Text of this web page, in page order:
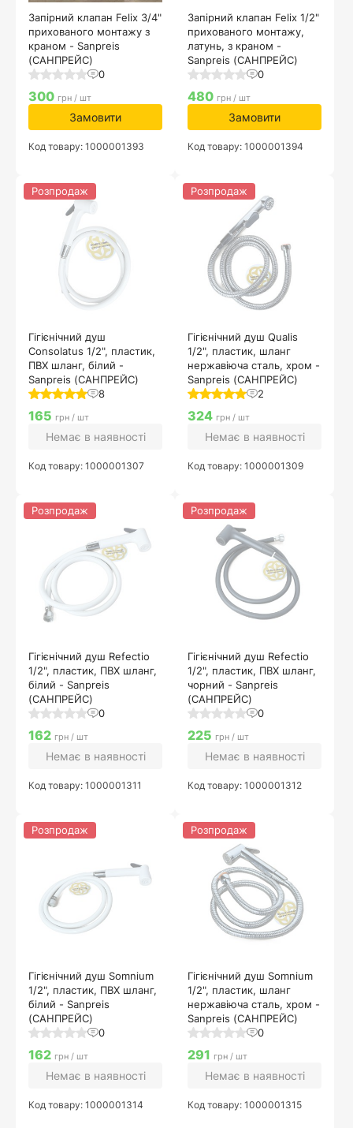
Запірний клапан Felix 3/4"
прихованого монтажу з
краном - Sanpreis
(САНПРЕЙС)
0
300 грн / шт
Замовити
Код товару: 1000001393
Запірний клапан Felix 1/2"
прихованого монтажу,
латунь, з краном -
Sanpreis (САНПРЕЙС)
0
480 грн / шт
Замовити
Код товару: 1000001394
Гігієнічний душ
Consolatus 1/2", пластик,
ПВХ шланг, білий -
Sanpreis (САНПРЕЙС)
8
Розпродаж
165 грн / шт
Немає в наявності
Код товару: 1000001307
Гігієнічний душ Qualis
1/2", пластик, шланг
нержавіюча сталь, хром -
Sanpreis (САНПРЕЙС)
2
Розпродаж
324 грн / шт
Немає в наявності
Код товару: 1000001309
Гігієнічний душ Refectio
1/2", пластик, ПВХ шланг,
білий - Sanpreis
(САНПРЕЙС)
0
Розпродаж
162 грн / шт
Немає в наявності
Код товару: 1000001311
Гігієнічний душ Refectio
1/2", пластик, ПВХ шланг,
чорний - Sanpreis
(САНПРЕЙС)
0
Розпродаж
225 грн / шт
Немає в наявності
Код товару: 1000001312
Гігієнічний душ Somnium
1/2", пластик, ПВХ шланг,
білий - Sanpreis
(САНПРЕЙС)
0
Розпродаж
162 грн / шт
Немає в наявності
Код товару: 1000001314
Гігієнічний душ Somnium
1/2", пластик, шланг
нержавіюча сталь, хром -
Sanpreis (САНПРЕЙС)
0
Розпродаж
291 грн / шт
Немає в наявності
Код товару: 1000001315